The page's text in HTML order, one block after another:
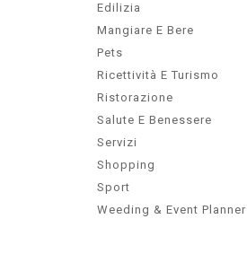
Edilizia
Mangiare E Bere
Pets
Ricettività E Turismo
Ristorazione
Salute E Benessere
Servizi
Shopping
Sport
Weeding & Event Planner